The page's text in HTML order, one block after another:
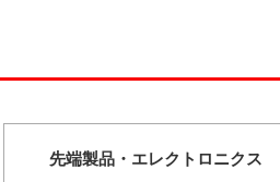
先端製品・ エレクトロニクス